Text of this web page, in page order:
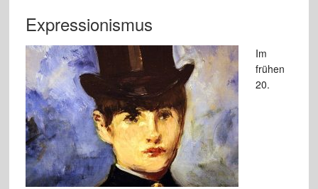
Expressionismus
Im
frühen
20.